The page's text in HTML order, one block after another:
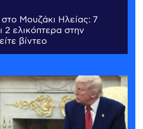
Μουζάκι Ηλείας: 7
ελικόπτερα στην
βίντεο